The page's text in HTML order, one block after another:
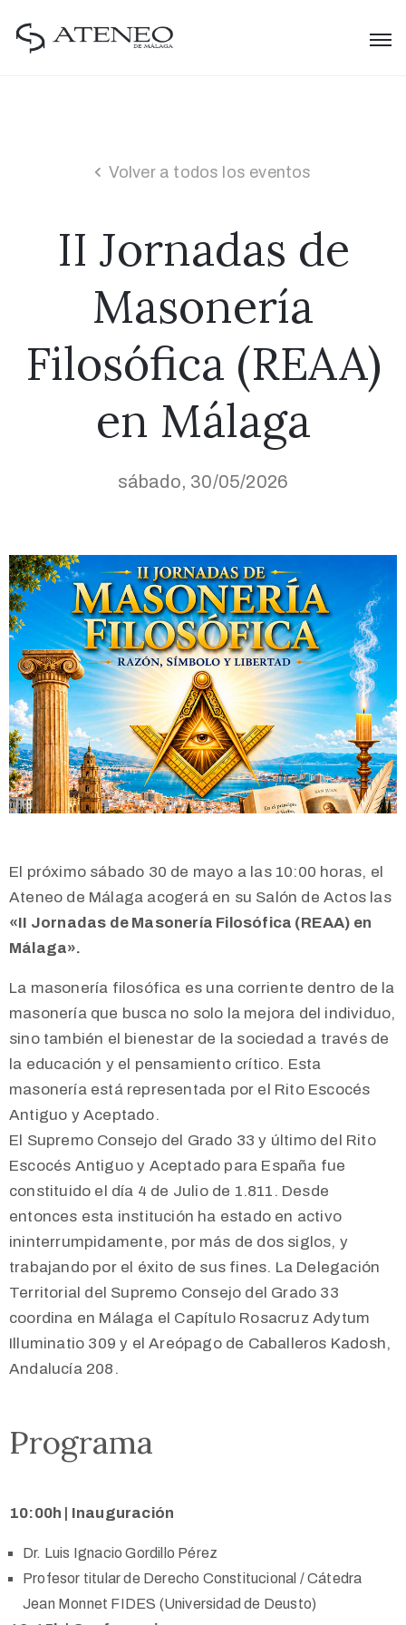
Volver a todos los eventos
II Jornadas de
Masonería
Filosófica (REAA)
en Málaga
sábado, 30/05/2026
El próximo sábado 30 de mayo a las 10:00 horas, el
Ateneo de Málaga acogerá en su Salón de Actos las
«II Jornadas de Masonería Filosófica (REAA) en
Málaga».
La masonería filosófica es una corriente dentro de la
masonería que busca no solo la mejora del individuo,
sino también el bienestar de la sociedad a través de
la educación y el pensamiento crítico. Esta
masonería está representada por el Rito Escocés
Antiguo y Aceptado.
El Supremo Consejo del Grado 33 y último del Rito
Escocés Antiguo y Aceptado para España fue
constituido el día 4 de Julio de 1.811. Desde
entonces esta institución ha estado en activo
ininterrumpidamente, por más de dos siglos, y
trabajando por el éxito de sus fines. La Delegación
Territorial del Supremo Consejo del Grado 33
coordina en Málaga el Capítulo Rosacruz Adytum
Illuminatio 309 y el Areópago de Caballeros Kadosh,
Andalucía 208.
Programa
10:00h | Inauguración
Dr. Luis Ignacio Gordillo Pérez
Profesor titular de Derecho Constitucional / Cátedra
Jean Monnet FIDES (Universidad de Deusto)